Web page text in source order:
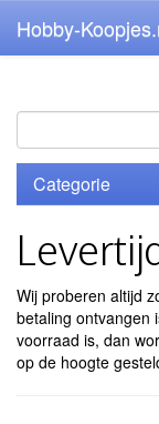
Hobby-
Categorie
Wij proberen altijd
betaling ontvangen
voorraad is, dan
op de hoogte